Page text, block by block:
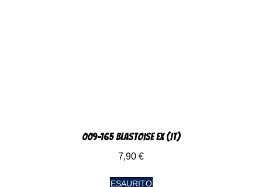
009-165 Blastoise EX (IT)
7,90 €
ESAURITO